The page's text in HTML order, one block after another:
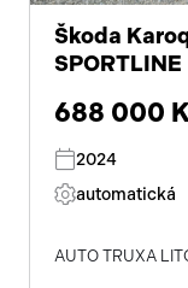
Škoda
SPORTLINE
688 000
2024
automatická
AUTO TRUXA